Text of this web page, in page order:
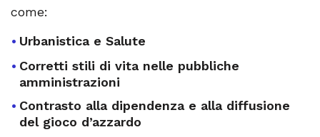
come:
Urbanistica e Salute
Corretti stili di vita nelle pubbliche
amministrazioni
Contrasto alla dipendenza e alla diffusione
del gioco d’azzardo